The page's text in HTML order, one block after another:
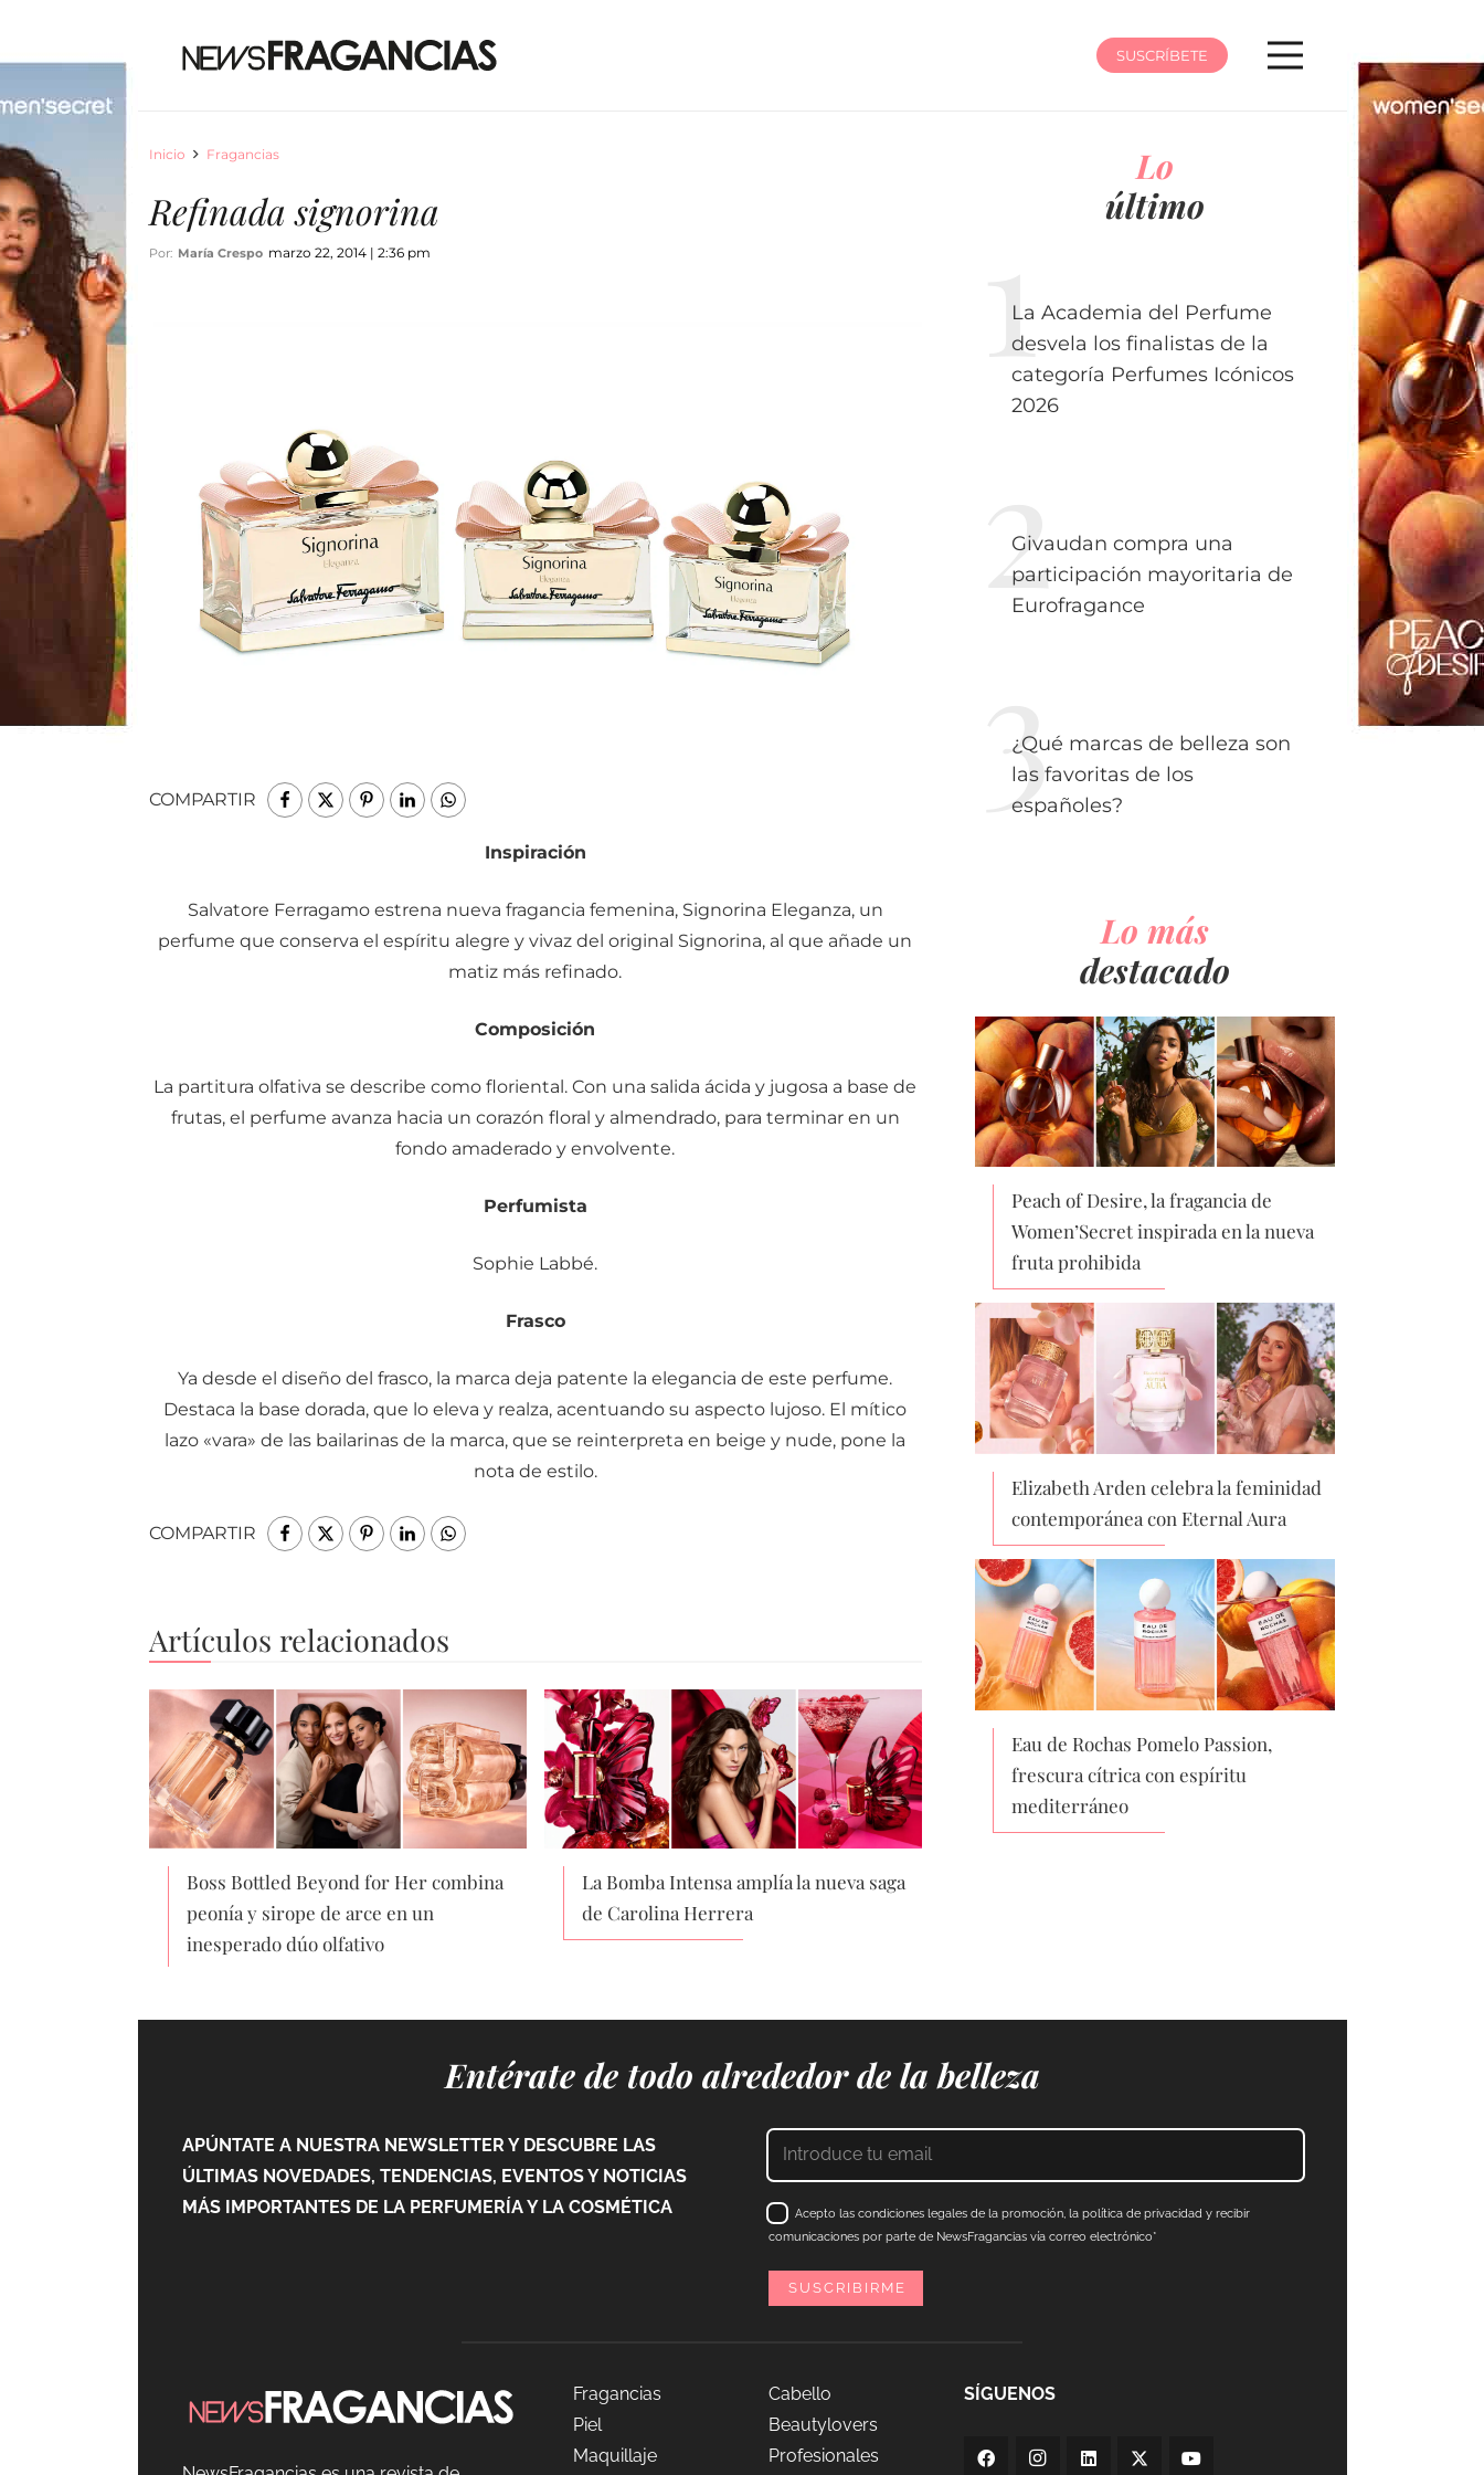
SUSCRÍBETE
Inicio Fragancias
Refinada signorina
Por: María Crespo marzo 22, 2014 | 2:36 pm
COMPARTIR
Inspiración
Salvatore Ferragamo estrena nueva fragancia femenina, Signorina Eleganza, un
perfume que conserva el espíritu alegre y vivaz del original Signorina, al que añade un
matiz más refinado.
Composición
La partitura olfativa se describe como floriental. Con una salida ácida y jugosa a base de
frutas, el perfume avanza hacia un corazón floral y almendrado, para terminar en un
fondo amaderado y envolvente.
Perfumista
Sophie Labbé.
Frasco
Ya desde el diseño del frasco, la marca deja patente la elegancia de este perfume.
Destaca la base dorada, que lo eleva y realza, acentuando su aspecto lujoso. El mítico
lazo «vara» de las bailarinas de la marca, que se reinterpreta en beige y nude, pone la
nota de estilo.
COMPARTIR
Artículos relacionados
Boss Bottled Beyond for Her combina
peonía y sirope de arce en un
inesperado dúo olfativo
La Bomba Intensa amplía la nueva saga
de Carolina Herrera
Lo
último
La Academia del Perfume
desvela los finalistas de la
categoría Perfumes Icónicos
2026
Givaudan compra una
participación mayoritaria de
Eurofragance
¿Qué marcas de belleza son
las favoritas de los
españoles?
Lo más
destacado
Peach of Desire, la fragancia de
Women’Secret inspirada en la nueva
fruta prohibida
Elizabeth Arden celebra la feminidad
contemporánea con Eternal Aura
Eau de Rochas Pomelo Passion,
frescura cítrica con espíritu
mediterráneo
Entérate de todo alrededor de la belleza
APÚNTATE A NUESTRA NEWSLETTER Y DESCUBRE LAS
ÚLTIMAS NOVEDADES, TENDENCIAS, EVENTOS Y NOTICIAS
MÁS IMPORTANTES DE LA PERFUMERÍA Y LA COSMÉTICA
Acepto las condiciones legales de la promoción, la política de privacidad y recibir
comunicaciones por parte de NewsFragancias vía correo electrónico*
Fragancias
Piel
Maquillaje
Cabello
Beautylovers
Profesionales
SÍGUENOS